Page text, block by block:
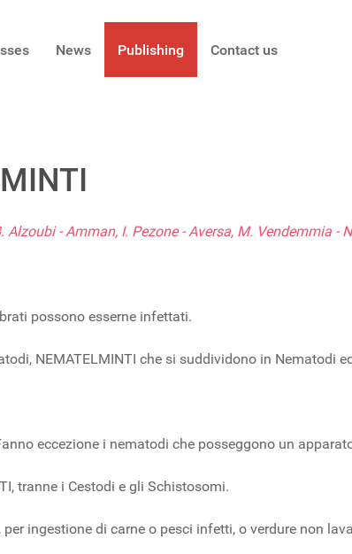
News Publishing Contact us
- Amman, I. Pezone - Aversa, M. Vendemmia -
possono esserne infettati.
NEMATELMINTI che si suddividono in Nematodi
eccezione i nematodi che posseggono un
tranne i Cestodi e gli Schistosomi.
per ingestione di carne o pesci infetti, o verdure non